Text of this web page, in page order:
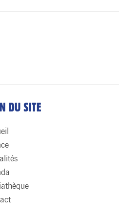
DU SITE